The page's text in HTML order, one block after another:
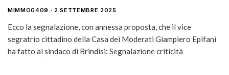
MIMMO0409 2 SETTEMBRE 2025
Ecco la segnalazione, con annessa proposta, che il vice
segratrio cittadino della Casa dei Moderati Giampiero Epifani
ha fatto al sindaco di Brindisi: Segnalazione criticità